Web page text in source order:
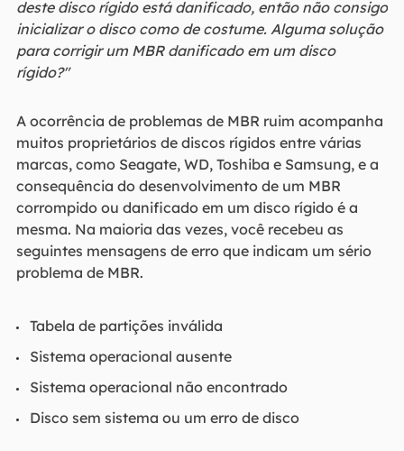
deste disco rígido está danificado, então não consigo
inicializar o disco como de costume. Alguma solução
para corrigir um MBR danificado em um disco
rígido?"
A ocorrência de problemas de MBR ruim acompanha
muitos proprietários de discos rígidos entre várias
marcas, como Seagate, WD, Toshiba e Samsung, e a
consequência do desenvolvimento de um MBR
corrompido ou danificado em um disco rígido é a
mesma. Na maioria das vezes, você recebeu as
seguintes mensagens de erro que indicam um sério
problema de MBR.
Tabela de partições inválida
Sistema operacional ausente
Sistema operacional não encontrado
Disco sem sistema ou um erro de disco